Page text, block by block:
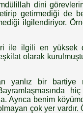
dini
getirmediği de
ilgilendiriyor.
ile ilgili en yüksek
olarak
yanlız bir bartiye
Ayrıca benim
çok yer vardır.